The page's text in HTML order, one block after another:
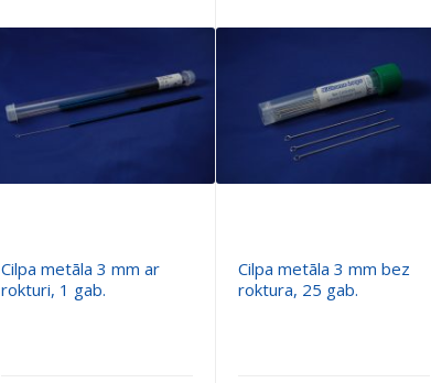
Cilpa metāla 3 mm ar
rokturi, 1 gab.
Cilpa metāla 3 mm bez
roktura, 25 gab.